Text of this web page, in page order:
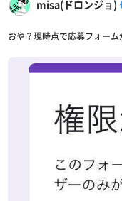
misa(ドロンジョ)
おや？現時点で応募フォーム